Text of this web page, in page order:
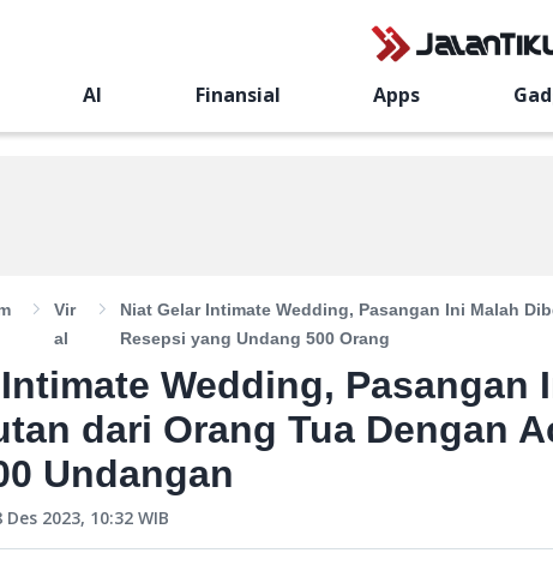
AI Finansial Apps
Vir
Al
Niat Gelar Intimate Wedding, Pasangan Ini Malah
Resepsi yang Undang 500 Orang
Wedding, Pasangan
dari Orang Tua Dengan
Undangan
2023, 10:32 WIB